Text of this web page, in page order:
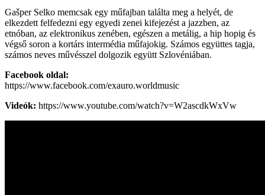
Gašper Selko memcsak egy műfajban találta meg a helyét, de
elkezdett felfedezni egy egyedi zenei kifejezést a jazzben, az
etnóban, az elektronikus zenében, egészen a metálig, a hip hopig és
végső soron a kortárs intermédia műfajokig. Számos együttes tagja,
számos neves művésszel dolgozik együtt Szlovéniában.
Facebook oldal:
https://www.facebook.com/exauro.worldmusic
Videók: https://www.youtube.com/watch?v=W2ascdkWxVw